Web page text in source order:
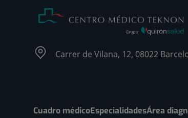
Carrer de Vilana, 12, 08022
Cuadro médicoEspecialidadesÁrea